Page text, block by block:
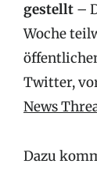
gestellt –
Woche
Twitter,
News
Dazu